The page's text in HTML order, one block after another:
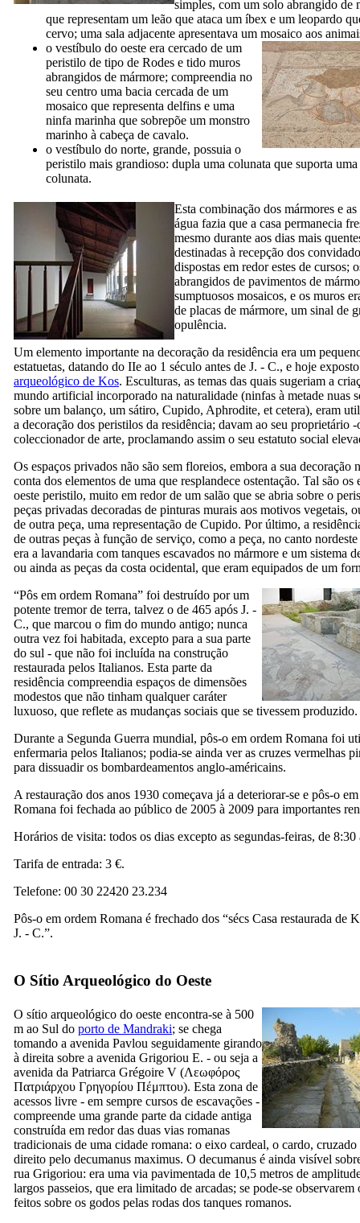
simples, com um solo abrangido de
que representam um leão que ataca um íbex e um leopardo
cervo; uma sala adjacente apresentava um mosaico aos
o vestíbulo do oeste era cercado de um
peristilo de tipo de Rodes e tido muros
abrangidos de mármore; compreendia no
seu centro uma bacia cercada de um
mosaico que representa delfins e uma
ninfa marinha que sobrepõe um monstro
marinho à cabeça de cavalo.
o vestíbulo do norte, grande, possuia o
peristilo mais grandioso: dupla uma colunata que suporta uma
colunata.
Esta combinação dos mármores e as
água fazia que a casa permanecia
mesmo durante aos dias mais
destinadas à recepção dos
dispostas em redor estes de cursos;
abrangidos de pavimentos de
sumptuosos mosaicos, e os muros
de placas de mármore, um sinal de
opulência.
Um elemento importante na decoração da residência era um
estatuetas, datando do IIe ao 1 século antes de J. - C., e hoje
arqueológico de Kos. Esculturas, as temas das quais sugeriam a
mundo artificial incorporado na naturalidade (ninfas à metade nuas
sobre um balanço, um sátiro, Cupido, Aphrodite, et cetera), eram
a decoração dos peristilos da residência; davam ao seu proprietário
coleccionador de arte, proclamando assim o seu estatuto social
Os espaços privados não são sem floreios, embora a sua decoração
conta dos elementos de uma que resplandece ostentação. Tal são os
oeste peristilo, muito em redor de um salão que se abria sobre o
peças privadas decoradas de pinturas murais aos motivos vegetais,
de outra peça, uma representação de Cupido. Por último, a
de outras peças à função de serviço, como a peça, no canto nordeste
era a lavandaria com tanques escavados no mármore e um sistema
ou ainda as peças da costa ocidental, que eram equipados de um
“Pôs em ordem Romana” foi destruído por um
potente tremor de terra, talvez o de 465 após J. -
C., que marcou o fim do mundo antigo; nunca
outra vez foi habitada, excepto para a sua parte
do sul - que não foi incluída na construção
restaurada pelos Italianos. Esta parte da
residência compreendia espaços de dimensões
modestos que não tinham qualquer caráter
luxuoso, que reflete as mudanças sociais que se tivessem produzido.
Durante a Segunda Guerra mundial, pôs-o em ordem Romana foi
enfermaria pelos Italianos; podia-se ainda ver as cruzes vermelhas
para dissuadir os bombardeamentos anglo-américains.
A restauração dos anos 1930 começava já a deteriorar-se e pôs-o
Romana foi fechada ao público de 2005 à 2009 para importantes
Horários de visita: todos os dias excepto as segundas-feiras, de 8:30
Tarifa de entrada: 3 €.
Telefone: 00 30 22420 23.234
Pôs-o em ordem Romana é frechado dos “sécs Casa restaurada de
J. - C.”.
O Sítio Arqueológico do Oeste
O sítio arqueológico do oeste encontra-se à 500
m ao Sul do porto de Mandraki; se chega
tomando a avenida Pavlou seguidamente girando
à direita sobre a avenida Grigoriou E. - ou seja a
avenida da Patriarca Grégoire V (Λεωφόρος
Πατριάρχου Γρηγορίου Πέμπτου). Esta zona de
acessos livre - em sempre cursos de escavações -
compreende uma grande parte da cidade antiga
construída em redor das duas vias romanas
tradicionais de uma cidade romana: o eixo cardeal, o cardo,
direito pelo decumanus maximus. O decumanus é ainda visível
rua Grigoriou: era uma via pavimentada de 10,5 metros de
largos passeios, que era limitado de arcadas; se pode-se observarem
feitos sobre os godos pelas rodas dos tanques romanos.